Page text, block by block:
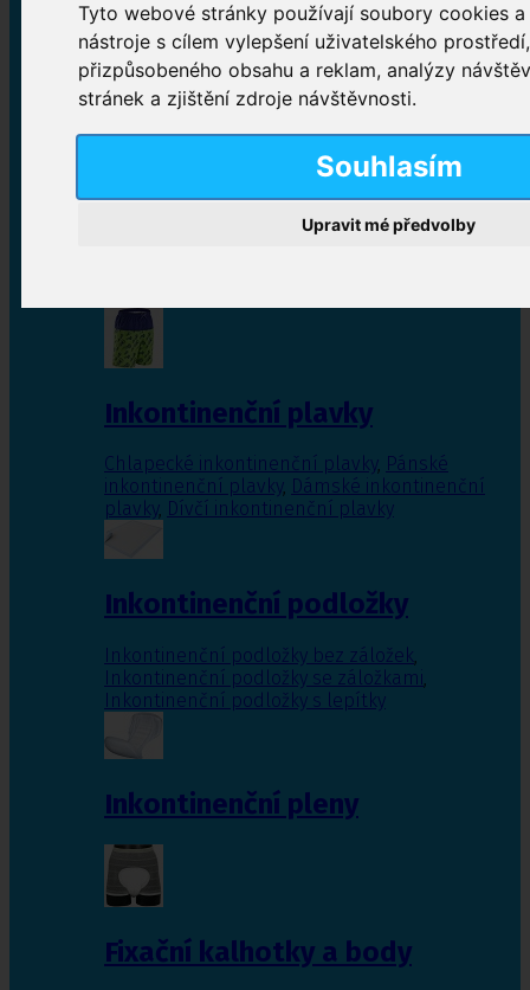
Tyto webové stránky používají soubory cookies
nástroje s cílem vylepšení uživatelského
přizpůsobeného obsahu a reklam, analýzy
stránek a zjištění zdroje návštěvnosti.
Souhlasím
Upravit mé předvolby
Inkontinenční kalhotky
Plenkové kalhotky navlékací,Plenkové kalhotky
zalepovací,Inkontinenční kalhotky dámské
Inkontinenční vložky
Inkontinenční plavky
Chlapecké inkontinenční plavky, Pánské
inkontinenční plavky, Dámské inkontinenční
plavky, Dívčí inkontinenční plavky
Inkontinenční podložky
Inkontinenční podložky bez záložek,
Inkontinenční podložky se záložkami,
Inkontinenční podložky s lepítky
Inkontinenční pleny
Fixační kalhotky a body